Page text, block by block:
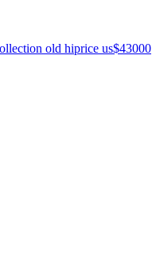
old hiprice us$43000